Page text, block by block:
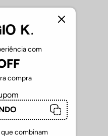
com
compra
combinam
SERGIO K.
seguir as instruções
de linho à mão ou em
delicada e secagem em
passar; lave com água fria